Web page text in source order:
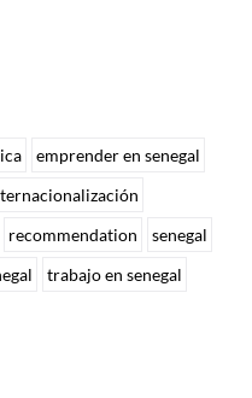
emprender en senegal
recommendation
senegal
trabajo en senegal